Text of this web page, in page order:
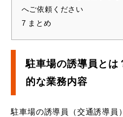
へご依頼ください
7 まとめ
駐車場の誘導員とは
的な業務内容
駐車場の誘導員（交通誘導員